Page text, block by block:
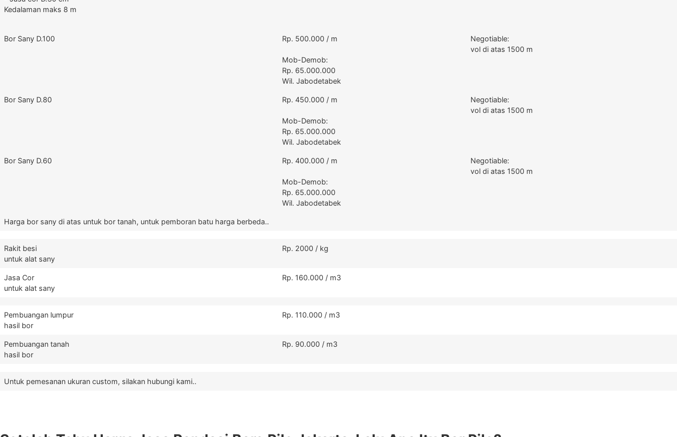
Kedalaman maks 8 m
Bor Sany D.100 Rp. 500.000 / m
Mob-Demob:
Rp. 65.000.000
Wil. Jabodetabek
Negotiable:
vol di atas 1500 m
Bor Sany D.80 Rp. 450.000 / m
Mob-Demob:
Rp. 65.000.000
Wil. Jabodetabek
Negotiable:
vol di atas 1500 m
Bor Sany D.60 Rp. 400.000 / m
Mob-Demob:
Rp. 65.000.000
Wil. Jabodetabek
Negotiable:
vol di atas 1500 m
Harga bor sany di atas untuk bor tanah, untuk pemboran batu harga berbeda..
Rakit besi
untuk alat sany
Rp. 2000 / kg
Jasa Cor
untuk alat sany
Rp. 160.000 / m3
Pembuangan lumpur
hasil bor
Rp. 110.000 / m3
Pembuangan tanah
hasil bor
Rp. 90.000 / m3
Untuk pemesanan ukuran custom, silakan hubungi kami..